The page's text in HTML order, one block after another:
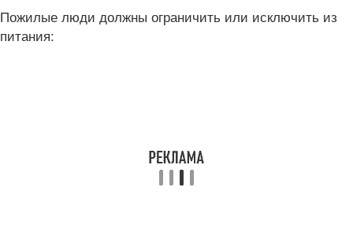
Пожилые люди должны ограничить или исключить из
питания: